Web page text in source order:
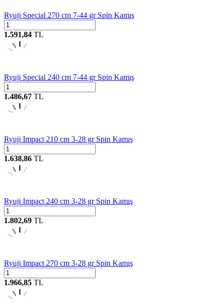
Ryuji Special 270 cm 7-44 gr Spin Kamış
1.591,84 TL
Ryuji Special 240 cm 7-44 gr Spin Kamış
1.486,67 TL
Ryuji Impact 210 cm 3-28 gr Spin Kamış
1.638,86 TL
Ryuji Impact 240 cm 3-28 gr Spin Kamış
1.802,69 TL
Ryuji Impact 270 cm 3-28 gr Spin Kamış
1.966,85 TL